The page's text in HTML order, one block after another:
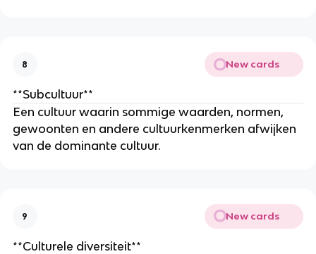
8 New cards
**Subcultuur**
Een cultuur waarin sommige waarden, normen,
gewoonten en andere cultuurkenmerken afwijken
van de dominante cultuur.
9 New cards
**Culturele diversiteit**